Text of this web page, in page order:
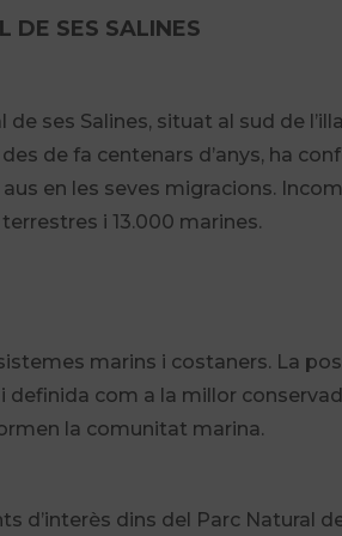
DE SES SALINES
ses Salines, situat al sud de
de fa centenars d’anys, ha
en les seves migracions.
i 13.000 marines.
marins i costaners. La
definida com a la millor
la comunitat marina.
dins del Parc Natural de